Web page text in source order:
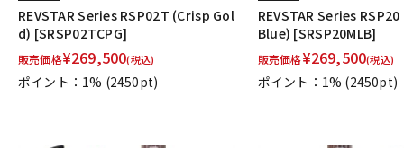
REVSTAR Series RSP02T (Crisp Gol
d) [SRSP02TCPG]
販売価格¥269,500(税込)
ポイント：1% (2450pt)
REVSTAR Series
Blue) [SRSP20MLB]
販売価格¥269,500(税込)
ポイント：1% (2450pt)